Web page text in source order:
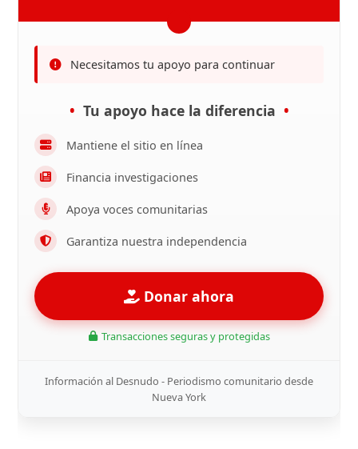
Necesitamos tu apoyo para continuar
Tu apoyo hace la diferencia
Mantiene el sitio en línea
Financia investigaciones
Apoya voces comunitarias
Garantiza nuestra independencia
Donar ahora
Transacciones seguras y protegidas
Información al Desnudo - Periodismo comunitario desde
Nueva York